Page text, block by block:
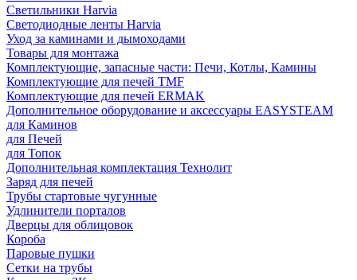
Светильники Harvia
Светодиодные ленты Harvia
Уход за каминами и дымоходами
Товары для монтажа
Комплектующие, запасные части: Печи, Котлы, Камины
Комплектующие для печей TMF
Комплектующие для печей ERMAK
Дополнительное оборудование и аксессуары EASYSTEAM
для Каминов
для Печей
для Топок
Дополнительная комплектация Технолит
Заряд для печей
Трубы стартовые чугунные
Удлинители порталов
Дверцы для облицовок
Короба
Паровые пушки
Сетки на трубы